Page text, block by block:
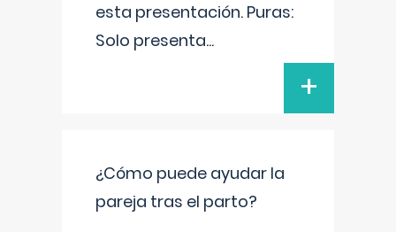
esta presentación. Puras:
Solo presenta...
+
¿Cómo puede ayudar la
pareja tras el parto?